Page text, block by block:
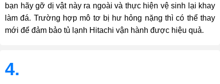
bạn hãy gỡ dị vật này ra ngoài và thực hiện vệ sinh lại khay
làm đá. Trường hợp mô tơ bị hư hỏng nặng thì có thể thay
mới để đảm bảo tủ lạnh Hitachi vận hành được hiệu quả.
4.